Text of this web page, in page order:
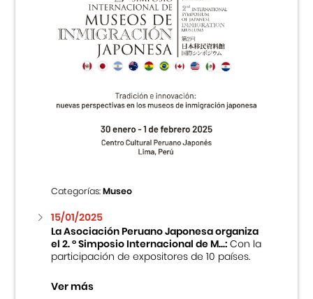
Categorías:Museo
15/01/2025
La Asociación Peruano Japonesa organiza
el 2. ° Simposio Internacional de M...:Con la
participación de expositores de 10 países.
Ver más